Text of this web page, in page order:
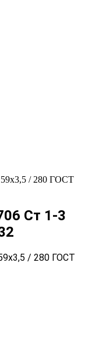
/ 280 ГОСТ
Ст 1-3
/ 280 ГОСТ